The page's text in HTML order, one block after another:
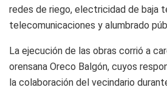
redes de riego, electricidad de baja
telecomunicaciones y alumbrado
La ejecución de las obras corrió a
orensana Oreco Balgón, cuyos
la colaboración del vecindario